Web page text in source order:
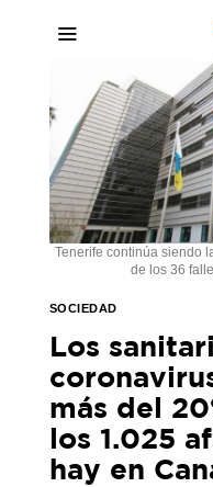
Tenerife continúa siendo
de los 36
SOCIEDAD
Los
más del
los 1.025
hay en